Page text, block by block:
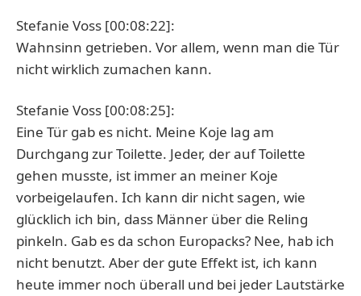
Stefanie Voss [00:08:22]:
Wahnsinn getrieben. Vor allem, wenn man die Tür
nicht wirklich zumachen kann.
Stefanie Voss [00:08:25]:
Eine Tür gab es nicht. Meine Koje lag am
Durchgang zur Toilette. Jeder, der auf Toilette
gehen musste, ist immer an meiner Koje
vorbeigelaufen. Ich kann dir nicht sagen, wie
glücklich ich bin, dass Männer über die Reling
pinkeln. Gab es da schon Europacks? Nee, hab ich
nicht benutzt. Aber der gute Effekt ist, ich kann
heute immer noch überall und bei jeder Lautstärke